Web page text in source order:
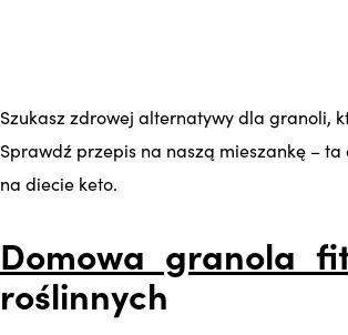
Szukasz zdrowej alternatywy dla granoli,
Sprawdź przepis na naszą mieszankę –
na diecie keto.
Domowa granola
roślinnych